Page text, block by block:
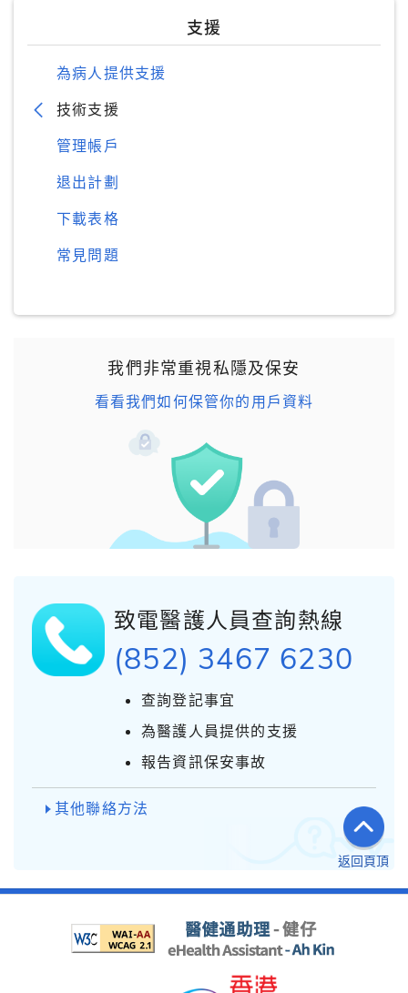
支援
為病人提供支援
技術支援
管理帳戶
退出計劃
下載表格
常見問題
我們非常重視私隱及保安
看看我們如何保管你的用戶資料
致電醫護人員查詢熱線
(852) 3467 6230
查詢登記事宜
為醫護人員提供的支援
報告資訊保安事故
其他聯絡方法
返回頁頂